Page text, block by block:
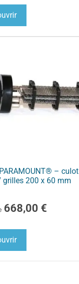
– culot
grilles 200 x 60 mm
668,00 €